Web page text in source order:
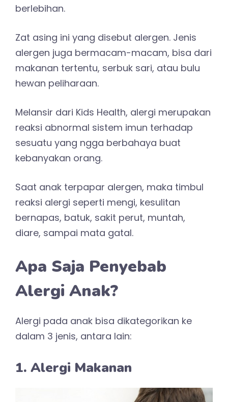
berlebihan.
Zat asing ini yang disebut alergen. Jenis
alergen juga bermacam-macam, bisa dari
makanan tertentu, serbuk sari, atau bulu
hewan peliharaan.
Melansir dari Kids Health, alergi merupakan
reaksi abnormal sistem imun terhadap
sesuatu yang ngga berbahaya buat
kebanyakan orang.
Saat anak terpapar alergen, maka timbul
reaksi alergi seperti mengi, kesulitan
bernapas, batuk, sakit perut, muntah,
diare, sampai mata gatal.
Apa Saja Penyebab
Alergi Anak?
Alergi pada anak bisa dikategorikan ke
dalam 3 jenis, antara lain:
1. Alergi Makanan